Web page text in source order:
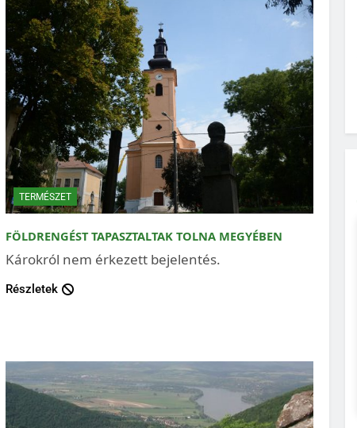
TERMÉSZET
FÖLDRENGÉST TAPASZTALTAK TOLNA MEGYÉBEN
Károkról nem érkezett bejelentés.
Részletek